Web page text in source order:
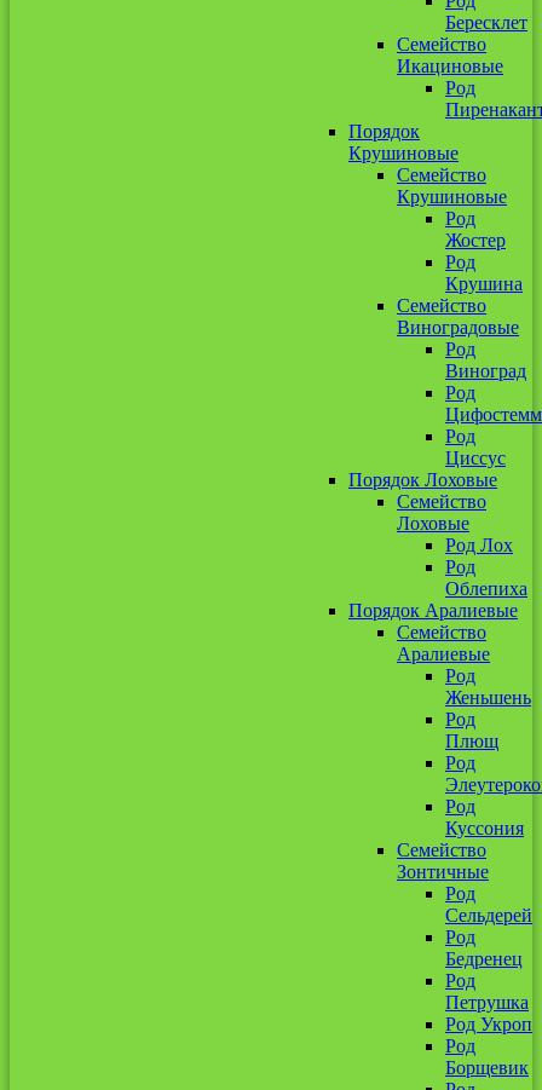
Бересклет
Семейство
Икациновые
Род
Порядок
Крушиновые
Семейство
Крушиновые
Род
Жостер
Род
Крушина
Семейство
Виноградовые
Род
Виноград
Род
Род
Циссус
Порядок Лоховые
Семейство
Лоховые
Род Лох
Род
Облепиха
Порядок Аралиевые
Семейство
Аралиевые
Род
Женьшень
Род
Плющ
Род
Род
Куссония
Семейство
Зонтичные
Род
Сельдерей
Род
Бедренец
Род
Петрушка
Род Укроп
Род
Борщевик